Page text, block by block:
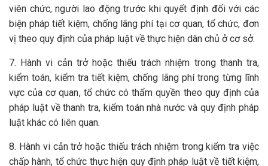
viên chức, người lao động trước khi quyết định đối với các
biện pháp tiết kiệm, chống lãng phí tại cơ quan, tổ chức, đơn
vị theo quy định của pháp luật về thực hiện dân chủ ở cơ sở.
7. Hành vi cản trở hoặc thiếu trách nhiệm trong thanh tra,
kiểm toán, kiểm tra tiết kiệm, chống lãng phí trong từng lĩnh
vực của cơ quan, tổ chức có thẩm quyền theo quy định của
pháp luật về thanh tra, kiểm toán nhà nước và quy định pháp
luật khác có liên quan.
8. Hành vi cản trở hoặc thiếu trách nhiệm trong kiểm tra việc
chấp hành, tổ chức thực hiện quy định pháp luật về tiết kiệm,